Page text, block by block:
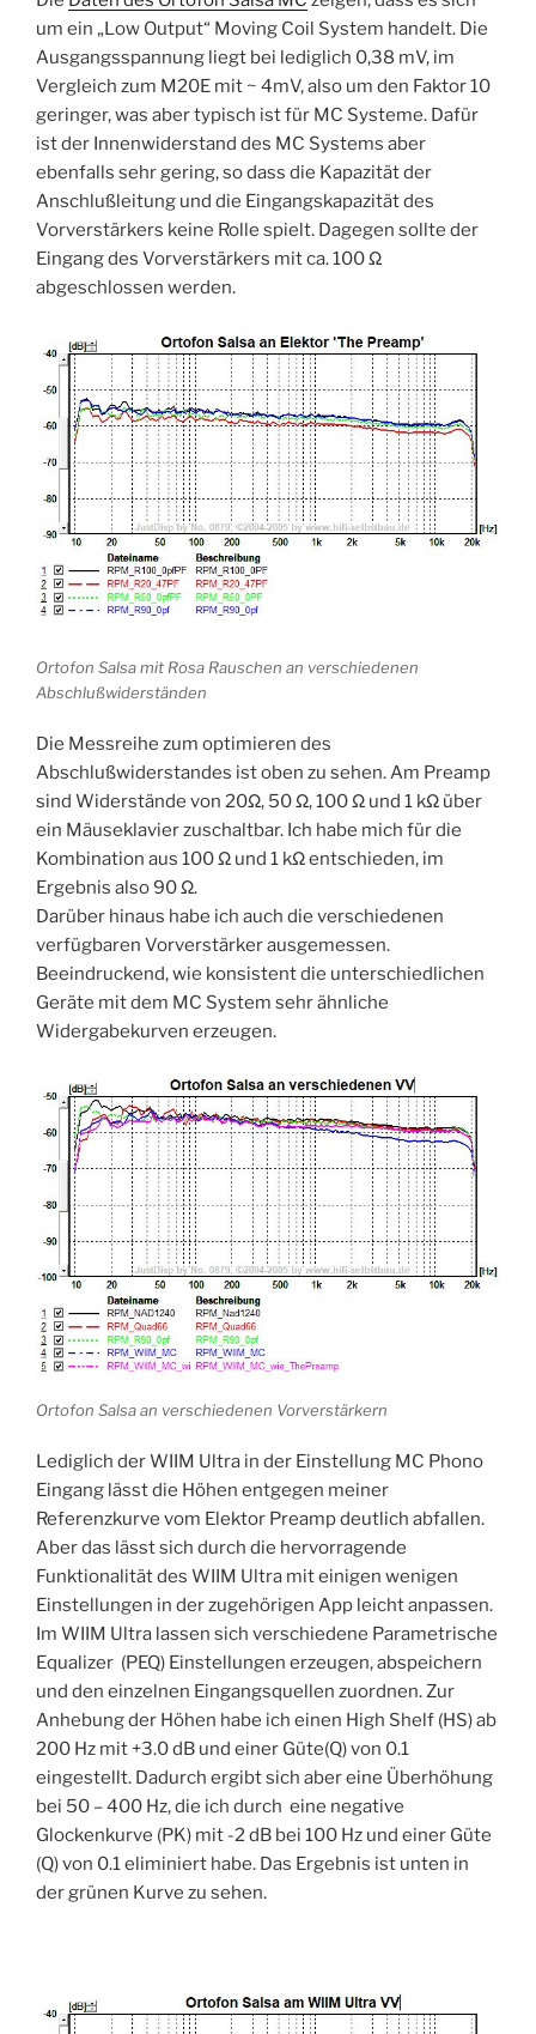
um ein „Low Output“ Moving Coil System handelt. Die
Ausgangsspannung liegt bei lediglich 0,38 mV, im
Vergleich zum M20E mit ~ 4mV, also um den Faktor 10
geringer, was aber typisch ist für MC Systeme. Dafür
ist der Innenwiderstand des MC Systems aber
ebenfalls sehr gering, so dass die Kapazität der
Anschlußleitung und die Eingangskapazität des
Vorverstärkers keine Rolle spielt. Dagegen sollte der
Eingang des Vorverstärkers mit ca. 100 Ω
abgeschlossen werden.
Ortofon Salsa mit Rosa Rauschen an verschiedenen
Abschlußwiderständen
Die Messreihe zum optimieren des
Abschlußwiderstandes ist oben zu sehen. Am Preamp
sind Widerstände von 20Ω, 50 Ω, 100 Ω und 1 kΩ über
ein Mäuseklavier zuschaltbar. Ich habe mich für die
Kombination aus 100 Ω und 1 kΩ entschieden, im
Ergebnis also 90 Ω.
Darüber hinaus habe ich auch die verschiedenen
verfügbaren Vorverstärker ausgemessen.
Beeindruckend, wie konsistent die unterschiedlichen
Geräte mit dem MC System sehr ähnliche
Widergabekurven erzeugen.
Ortofon Salsa an verschiedenen Vorverstärkern
Lediglich der WIIM Ultra in der Einstellung MC Phono
Eingang lässt die Höhen entgegen meiner
Referenzkurve vom Elektor Preamp deutlich abfallen.
Aber das lässt sich durch die hervorragende
Funktionalität des WIIM Ultra mit einigen wenigen
Einstellungen in der zugehörigen App leicht anpassen.
Im WIIM Ultra lassen sich verschiedene Parametrische
Equalizer (PEQ) Einstellungen erzeugen, abspeichern
und den einzelnen Eingangsquellen zuordnen. Zur
Anhebung der Höhen habe ich einen High Shelf (HS) ab
200 Hz mit +3.0 dB und einer Güte(Q) von 0.1
eingestellt. Dadurch ergibt sich aber eine Überhöhung
bei 50 – 400 Hz, die ich durch eine negative
Glockenkurve (PK) mit -2 dB bei 100 Hz und einer Güte
(Q) von 0.1 eliminiert habe. Das Ergebnis ist unten in
der grünen Kurve zu sehen.